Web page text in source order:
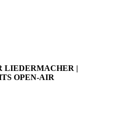
LIEDERMACHER |
OPEN-AIR